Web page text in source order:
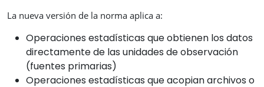
La nueva versión de la norma aplica a:
Operaciones estadísticas que obtienen los datos
directamente de las unidades de observación
(fuentes primarias)
Operaciones estadísticas que acopian archivos o